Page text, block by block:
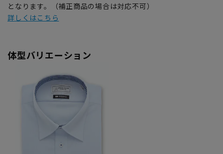
となります。（補正商品の場合は対応不可）
詳しくはこちら
体型バリエーション